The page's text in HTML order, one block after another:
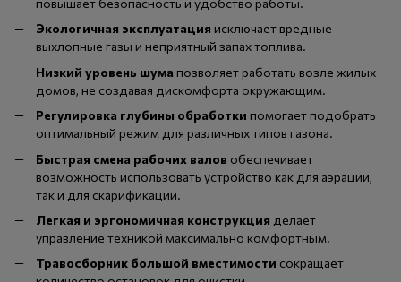
повышает безопасность и удобство работы.
Экологичная эксплуатация исключает вредные
выхлопные газы и неприятный запах топлива.
Низкий уровень шума позволяет работать возле жилых
домов, не создавая дискомфорта окружающим.
Регулировка глубины обработки помогает подобрать
оптимальный режим для различных типов газона.
Быстрая смена рабочих валов обеспечивает
возможность использовать устройство как для аэрации,
так и для скарификации.
Легкая и эргономичная конструкция делает
управление техникой максимально комфортным.
Травосборник большой вместимости сокращает